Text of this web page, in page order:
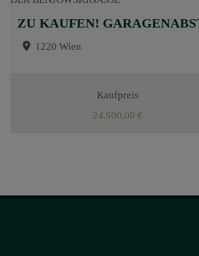
1220 Wien
Kaufpreis
24.900,00 €